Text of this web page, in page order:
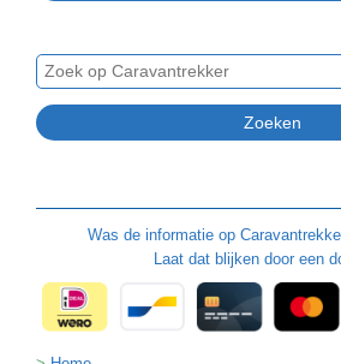
Was de informatie op
Laat dat blijken door een